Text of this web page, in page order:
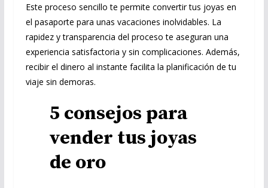
Este proceso sencillo te permite convertir tus joyas en
el pasaporte para unas vacaciones inolvidables. La
rapidez y transparencia del proceso te aseguran una
experiencia satisfactoria y sin complicaciones. Además,
recibir el dinero al instante facilita la planificación de tu
viaje sin demoras.
5 consejos para
vender tus joyas
de oro